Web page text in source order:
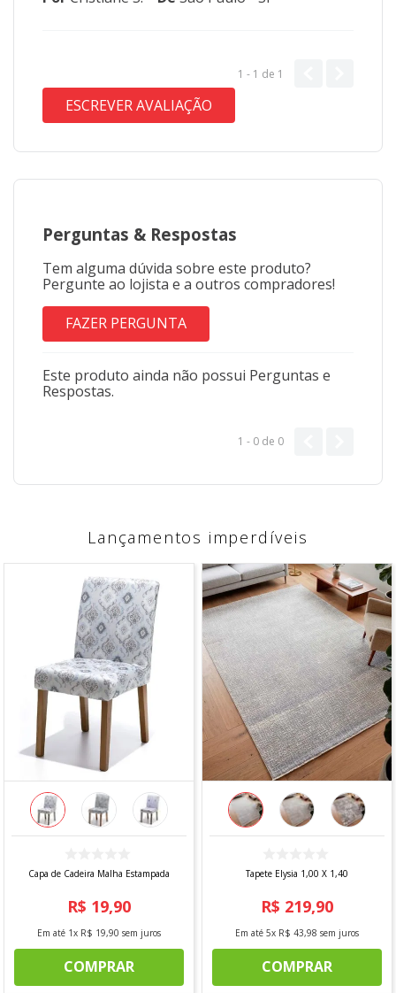
1 - 1 de 1
ESCREVER AVALIAÇÃO
Perguntas & Respostas
Tem alguma dúvida sobre este produto?
Pergunte ao lojista e a outros compradores!
FAZER PERGUNTA
Este produto ainda não possui Perguntas e
Respostas.
1 - 0 de 0
Lançamentos imperdíveis
Capa de Cadeira Malha Estampada
R$ 19,90
Em até 1x R$ 19,90 sem juros
COMPRAR
Tapete Elysia 1,00 X 1,40
R$ 219,90
Em até 5x R$ 43,98 sem juros
COMPRAR